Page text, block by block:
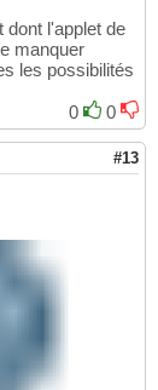
dont l'applet de
manquer
les possibilités
0
0
#13